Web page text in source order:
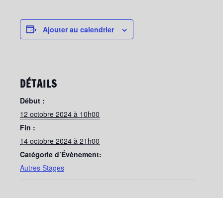
Ajouter au calendrier
DÉTAILS
Début :
12 octobre 2024 à 10h00
Fin :
14 octobre 2024 à 21h00
Catégorie d’Évènement:
Autres Stages